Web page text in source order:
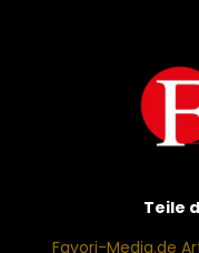
Teile
Favori-Media.de